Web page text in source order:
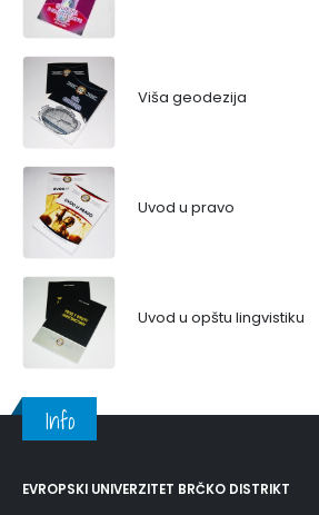
Viša geodezija
Uvod u pravo
Uvod u opštu lingvistiku
Info
EVROPSKI UNIVERZITET BRČKO DISTRIKT